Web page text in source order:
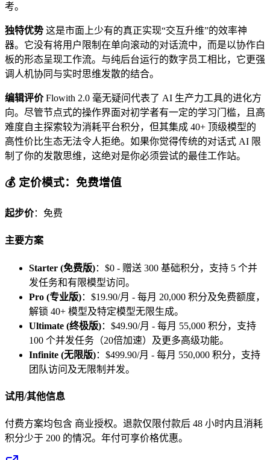
考。
独特优势 这是市面上少有的真正实现“交互升维”的效率神
器。它没有将用户限制在单向滚动的对话流中，而是以协作白
板的形态呈现工作流。与纯后台运行的数字员工相比，它更强
调人机协同与实时思维发散的结合。
编辑评价Flowith 2.0 毫无疑问代表了 AI 生产力工具的进化方
向。尽管节点式的操作界面对初学者有一定的学习门槛，且高
难度自主探索较为消耗平台积分，但其集成 40+ 顶级模型的
高性价比生态无法令人拒绝。如果你觉得传统的对话式 AI 限
制了你的发散思维，这绝对是你必须尝试的最佳工作站。
💰 定价模式：免费增值
起步价：免费
主要方案
Starter (免费版)：$0 - 赠送 300 基础积分，支持 5 个并
发任务和有限模型访问。
Pro (专业版)：$19.90/月 - 每月 20,000 积分及免费额度，
解锁 40+ 模型及特定模型无限生成。
Ultimate (终极版)：$49.90/月 - 每月 55,000 积分，支持
100 个并发任务（20倍加速）及更多高级功能。
Infinite (无限版)：$499.90/月 - 每月 550,000 积分，支持
团队访问及无限制并发。
试用/其他信息
付费方案均包含 商业授权。退款仅限付款后 48 小时内且消耗
积分少于 200 的情况。年付可享价格优惠。